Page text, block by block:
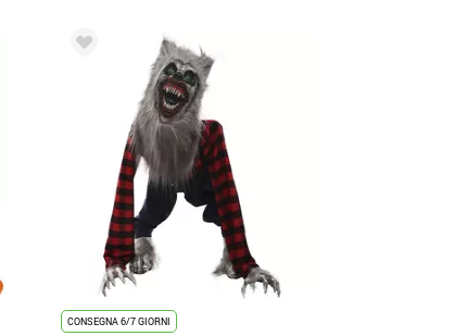
CONSEGNA 6/7 GIORNI